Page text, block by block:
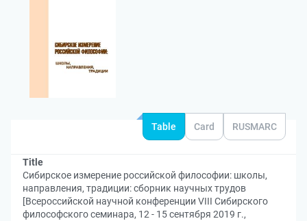
Table Card RUSMARC
Title
Сибирское измерение российской философии: школы,
направления, традиции: сборник научных трудов
[Всероссийской научной конференции VIII Сибирского
философского семинара, 12 - 15 сентября 2019 г.,